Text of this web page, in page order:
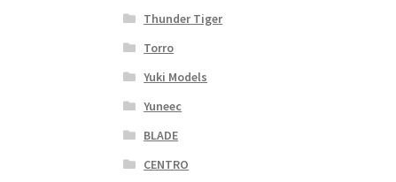
Thunder Tiger
Torro
Yuki Models
Yuneec
BLADE
CENTRO